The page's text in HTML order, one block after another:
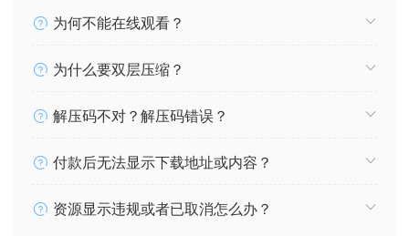
为何不能在线观看？
为什么要双层压缩？
解压码不对？解压码错误？
付款后无法显示下载地址或内容？
资源显示违规或者已取消怎么办？